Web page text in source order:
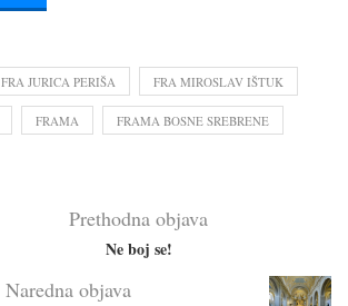
FRA JURICA PERIŠA FRA MIROSLAV IŠTUK
FRAMA FRAMA BOSNE SREBRENE
Prethodna objava
Ne boj se!
Naredna objava